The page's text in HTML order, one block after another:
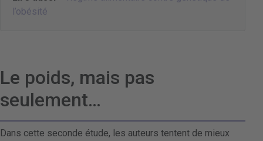
l’obésité
Le poids, mais pas
seulement…
Dans cette seconde étude, les auteurs tentent de mieux